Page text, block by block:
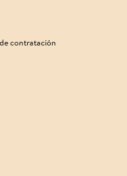
contratación